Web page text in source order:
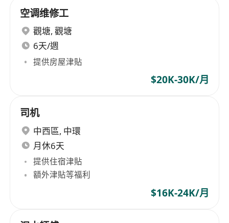
空调维修工
觀塘, 觀塘
6天/週
提供房屋津貼
$20K-30K/月
司机
中西區, 中環
月休6天
提供住宿津貼
額外津貼等福利
$16K-24K/月